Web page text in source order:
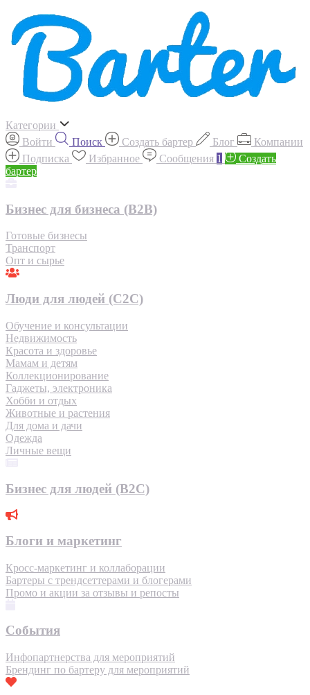
Категории
Войти
Поиск Создать бартер Блог
Компании
Подписка
Избранное Сообщения 1
Создать
бартер
Бизнес для бизнеса (B2B)
Готовые бизнесы
Транспорт
Опт и сырье
Люди для людей (С2С)
Обучение и консультации
Недвижимость
Красота и здоровье
Мамам и детям
Коллекционирование
Гаджеты, электроника
Хобби и отдых
Животные и растения
Для дома и дачи
Одежда
Личные вещи
Бизнес для людей (B2C)
Блоги и маркетинг
Кросс-маркетинг и коллаборации
Бартеры с трендсеттерами и блогерами
Промо и акции за отзывы и репосты
События
Инфопартнерства для мероприятий
Брендинг по бартеру для мероприятий